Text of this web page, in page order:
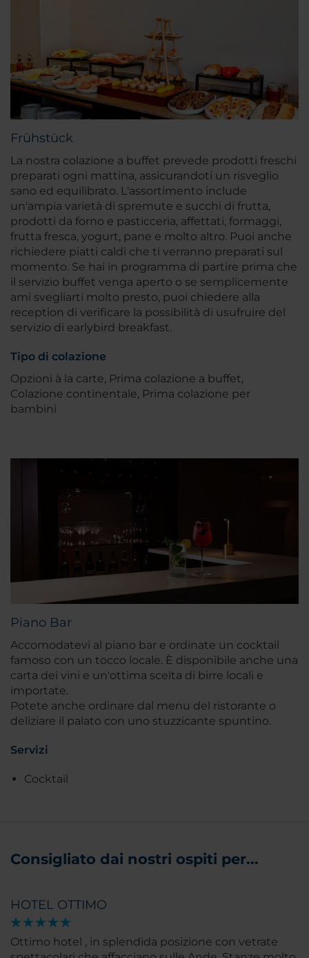
Frühstück
La nostra colazione a buffet prevede prodotti freschi
preparati ogni mattina, assicurandoti un risveglio
sano ed equilibrato. L'assortimento include
un'ampia varietà di spremute e succhi di frutta,
prodotti da forno e pasticceria, affettati, formaggi,
frutta fresca, yogurt, pane e molto altro. Puoi anche
richiedere piatti caldi che ti verranno preparati sul
momento. Se hai in programma di partire prima che
il servizio buffet venga aperto o se semplicemente
ami svegliarti molto presto, puoi chiedere alla
reception di verificare la possibilità di usufruire del
servizio di earlybird breakfast.
Tipo di colazione
Opzioni à la carte, Prima colazione a buffet,
Colazione continentale, Prima colazione per
bambini
Piano Bar
Accomodatevi al piano bar e ordinate un cocktail
famoso con un tocco locale. È disponibile anche una
carta dei vini e un'ottima scelta di birre locali e
importate.
Potete anche ordinare dal menu del ristorante o
deliziare il palato con uno stuzzicante spuntino.
Servizi
Cocktail
Consigliato dai nostri ospiti per...
HOTEL OTTIMO
Ottimo hotel , in splendida posizione con vetrate